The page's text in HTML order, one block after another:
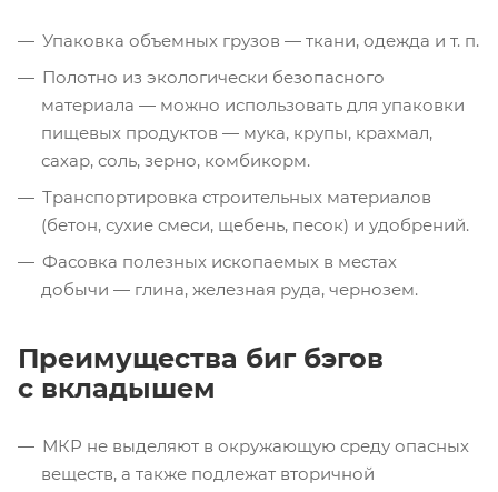
Упаковка объемных грузов — ткани, одежда и т. п.
Полотно из экологически безопасного
материала — можно использовать для упаковки
пищевых продуктов — мука, крупы, крахмал,
сахар, соль, зерно, комбикорм.
Транспортировка строительных материалов
(бетон, сухие смеси, щебень, песок) и удобрений.
Фасовка полезных ископаемых в местах
добычи — глина, железная руда, чернозем.
Преимущества биг бэгов
с вкладышем
МКР не выделяют в окружающую среду опасных
веществ, а также подлежат вторичной